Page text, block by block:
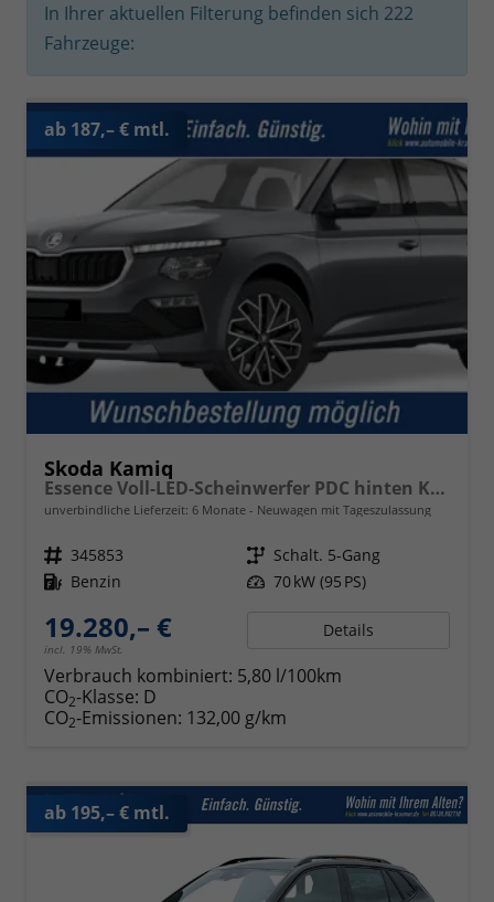
In Ihrer aktuellen Filterung befinden sich 222
Fahrzeuge:
ab 187,– € mtl.
Skoda Kamiq
Essence Voll-LED-Scheinwerfer PDC hinten Klima
unverbindliche Lieferzeit: 6 Monate Neuwagen mit Tageszulassung
Fahrzeugnr. 345853 Getriebe Schalt. 5-Gang
Kraftstoff Benzin Leistung 70 kW (95 PS)
19.280,– €
incl. 19% MwSt.
Details
Verbrauch kombiniert: 5,80 l/100km
CO2-Klasse: D
CO2-Emissionen: 132,00 g/km
ab 195,– € mtl.